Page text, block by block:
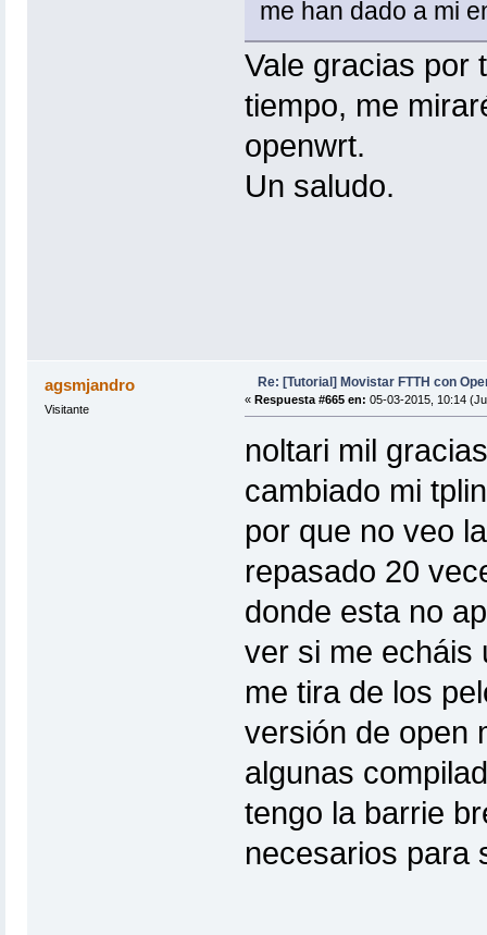
me han dado a mi
Vale gracias por
tiempo, me
openwrt.
Un saludo.
agsmjandro
Visitante
Re: [Tutorial] Movistar FTTH con
« Respuesta #665 en: 05-03-2015, 10:14
noltari mil
cambiado mi
por que no veo
repasado 20
donde esta no
ver si me echáis
me tira de los
versión de open
algunas
tengo la barrie
necesarios para